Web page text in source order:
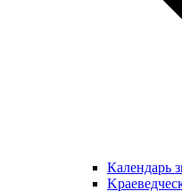
Календарь